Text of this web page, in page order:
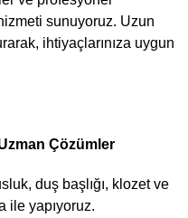
sunuyoruz. Uzun
ihtiyaçlarınıza uygun
Çözümler
duş başlığı, klozet ve
ile yapıyoruz.